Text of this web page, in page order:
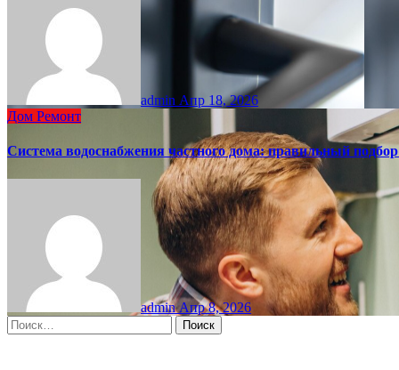
admin Апр 18, 2026
Дом Ремонт
Система водоснабжения частного дома: правильный
adminАпр 8, 2026
Найти: